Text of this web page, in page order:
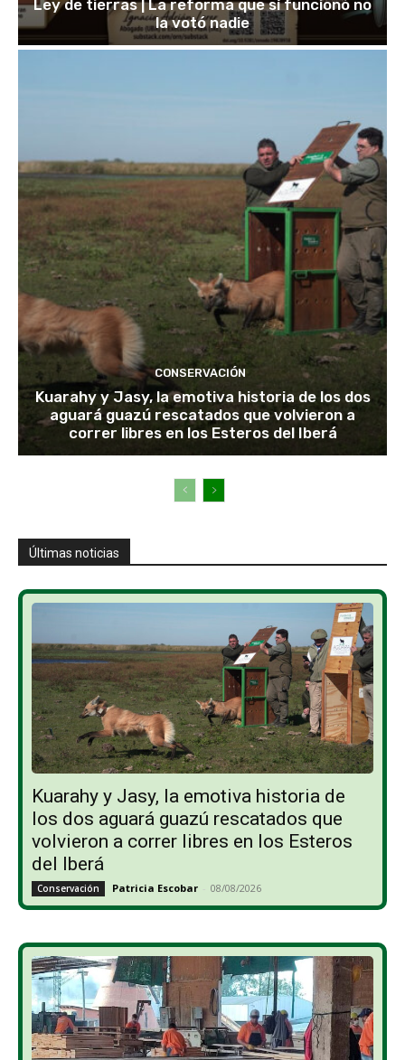
Ley de tierras | La reforma que sí funcionó no
la votó nadie
CONSERVACIÓN
Kuarahy y Jasy, la emotiva historia de los dos
aguará guazú rescatados que volvieron a
correr libres en los Esteros del Iberá
Últimas noticias
Kuarahy y Jasy, la emotiva historia de
los dos aguará guazú rescatados que
volvieron a correr libres en los Esteros
del Iberá
Conservación Patricia Escobar - 08/08/2026